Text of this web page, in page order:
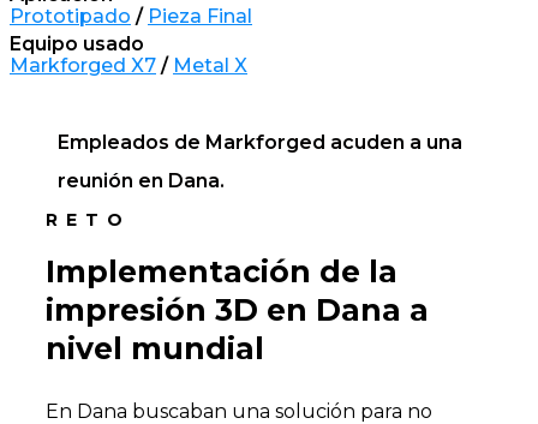
Prototipado / Pieza Final
Equipo usado
Markforged X7 / Metal X
Empleados de Markforged acuden a una
reunión en Dana.
RETO
Implementación de la
impresión 3D en Dana a
nivel mundial
En Dana buscaban una solución para no